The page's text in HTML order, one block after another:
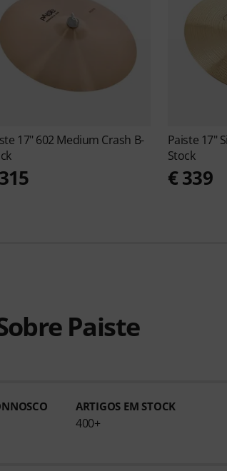
17" 602 Medium Crash B-
Paiste 17"
Stock
€ 339
Paiste
ARTIGOS EM STOCK
400+